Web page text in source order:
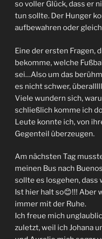
so voller Glück, dass er
tun sollte. Der Hunger
aufbewahren oder
Eine der ersten Fragen,
bekomme, welche
sei…Also um das
es nicht schwer,
Viele wundern sich,
schließlich komme ich
Leute konnte ich, von
Gegenteil überzeugen.
Am nächsten Tag
meinen Bus nach
sollte es losgehen, dass
Ist hier halt so😊!!! Aber
immer mit der Ruhe.
Ich freue mich
zuletzt, weil ich Johana